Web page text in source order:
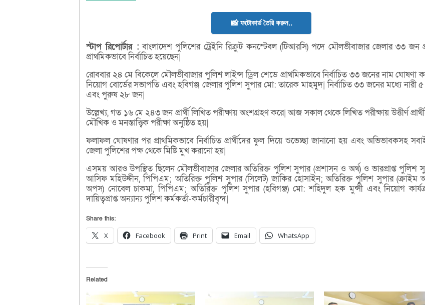
📸 ফটোকার্ড তৈরি করুন..
স্টাপরিপোর্টার : বাংলাদেশ পুলিশের ট্রেইনি রিক্রুট কনস্টেবল (টিআরসি) পদে মৌলভীবাজার জেলার ৩৩ জন
প্রাথমিকভাবে নির্বাচিত হয়েছেন|
রোববার ২৪ মে বিকেলে মৌলভীবাজার পুলিশ লাইন্স ড্রিল শেডে প্রাথমিকভাবে নির্বাচিত ৩৩ জনের নাম ঘোষণা
নিয়োগ বোর্ডের সভাপতি এবং হবিগঞ্জ জেলার পুলিশ সুপার মো: তারেক মাহমুদ| নির্বাচিত ৩৩ জনের মধ্যে নারী
এবং পুরুষ ২৮ জন|
উল্লেখ্য, গত ১৬ মে ২৪৩ জন প্রার্থী লিখিত পরীক্ষায় অংশগ্রহণ করে| আজ সকাল থেকে লিখিত পরীক্ষায় উত্তীর্ণ
মৌখিক ও মনস্তাত্ত্বিক পরীক্ষা অনুষ্ঠিত হয়|
ফলাফল ঘোষণার পর প্রাথমিকভাবে নির্বাচিত প্রার্থীদের ফুল দিয়ে শুভেচ্ছা জানানো হয় এবং অভিভাবকসহ
জেলা পুলিশের পক্ষ থেকে মিষ্টি মুখ করানো হয়|
এসময় আরও উপস্থিত ছিলেন মৌলভীবাজার জেলার অতিরিক্ত পুলিশ সুপার (প্রশাসন ও অর্থ) ও ভারপ্রাপ্ত পুলিশ
আসিফ মহিউদ্দীন, পিপিএম; অতিরিক্ত পুলিশ সুপার (সিলেট) জাকির হোসাইন; অতিরিক্ত পুলিশ সুপার (ক্রাইম
অপস) নোবেল চাকমা, পিপিএম; অতিরিক্ত পুলিশ সুপার (হবিগঞ্জ) মো: শহিদুল হক মুন্সী এবং নিয়োগ
দায়িত্বপ্রাপ্ত অন্যান্য পুলিশ কর্মকর্তা-কর্মচারীবৃন্দ|
Share this:
X Facebook Print Email WhatsApp
Related